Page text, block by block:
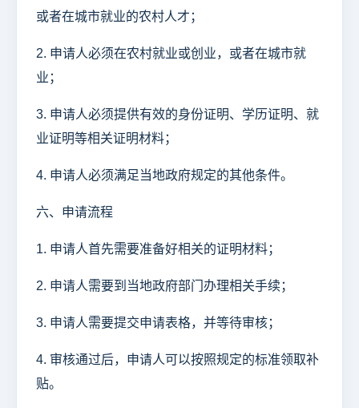
或者在城市就业的农村人才；
2. 申请人必须在农村就业或创业，或者在城市就
业；
3. 申请人必须提供有效的身份证明、学历证明、就
业证明等相关证明材料；
4. 申请人必须满足当地政府规定的其他条件。
六、申请流程
1. 申请人首先需要准备好相关的证明材料；
2. 申请人需要到当地政府部门办理相关手续；
3. 申请人需要提交申请表格，并等待审核；
4. 审核通过后，申请人可以按照规定的标准领取补
贴。